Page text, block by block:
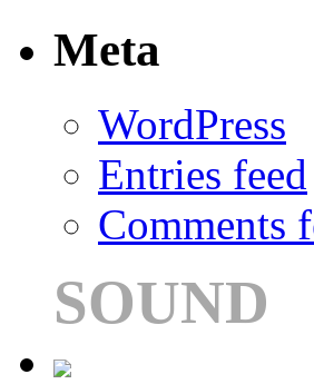
Meta
WordPress
Entries feed
Comments
SOUND